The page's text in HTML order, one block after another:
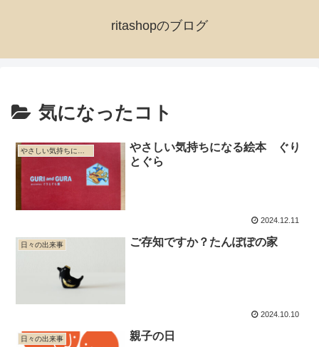
ritashopのブログ
気になったコト
やさしい気持ちになる絵本 ぐり
とぐら
2024.12.11
日々の出来事 ご存知ですか？たんぽぽの家
2024.10.10
日々の出来事 親子の日